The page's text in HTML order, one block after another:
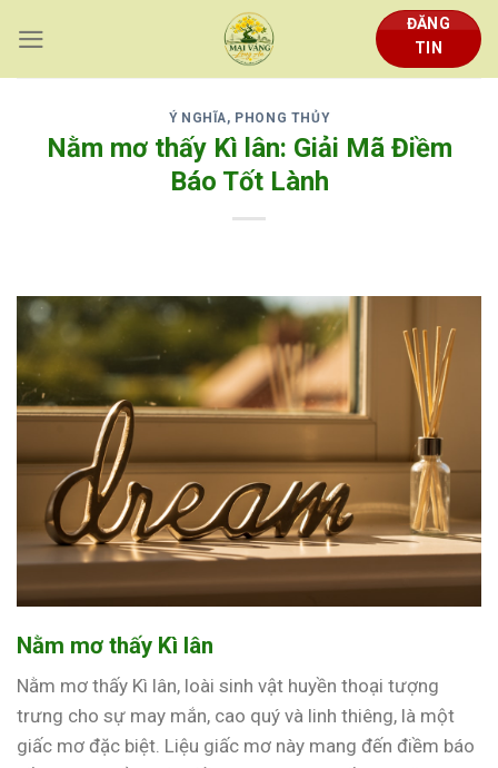
content
ĐĂNG
TIN
Ý NGHĨA, PHONG THỦY
Nằm mơ thấy Kì lân: Giải Mã Điềm
Báo Tốt Lành
Nằm mơ thấy Kì lân
Nằm mơ thấy Kì lân, loài sinh vật huyền thoại tượng
trưng cho sự may mắn, cao quý và linh thiêng, là một
giấc mơ đặc biệt. Liệu giấc mơ này mang đến điềm báo